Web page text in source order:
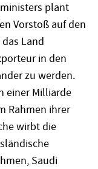
plant
Vorstoß auf den
Land
in den
zu werden.
einer Milliarde
Rahmen ihrer
wirbt die
Saudi